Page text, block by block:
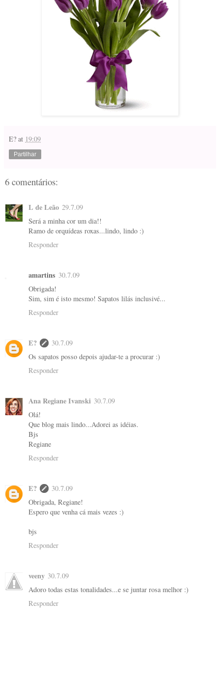
E? at 19:09
Partilhar
6 comentários:
L de Leão 29.7.09
Será a minha cor um dia!!
Ramo de orquídeas roxas...lindo, lindo :)
Responder
amartins 30.7.09
Obrigada!
Sim, sim é isto mesmo! Sapatos lilás inclusivé...
Responder
E?
30.7.09
Os sapatos posso depois ajudar-te a procurar :)
Responder
Ana Regiane Ivanski 30.7.09
Olá!
Que blog mais lindo...Adorei as idéias.
Bjs
Regiane
Responder
E?
30.7.09
Obrigada, Regiane!
Espero que venha cá mais vezes :)
bjs
Responder
veeny 30.7.09
Adoro todas estas tonalidades...e se juntar rosa melhor :)
Responder